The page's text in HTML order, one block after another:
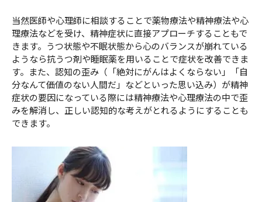
当然医師や心理師に相談することで薬物療法や精神療法や心
理療法などを受け、精神症状に直接アプローチすることもで
きます。うつ状態や不眠状態から心のバランスが崩れている
ようなら抗うつ剤や睡眠薬を用いることで症状を改善できま
す。また、認知の歪み（「絶対にがんはよくならない」「自
分なんて価値のない人間だ」などといった思い込み）が精神
症状の要因になっている際には精神療法や心理療法の中で歪
みを解消し、正しい認知的な考えがとれるようにすることも
できます。